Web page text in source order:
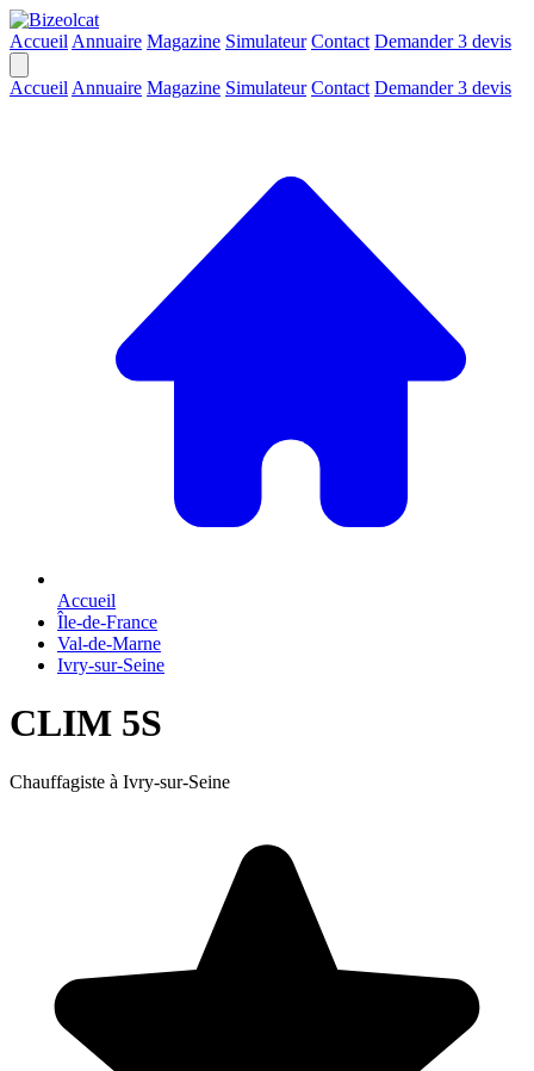
Accueil Annuaire Magazine Simulateur Contact Demander 3 devis
Accueil Annuaire Magazine Simulateur Contact Demander 3 devis
Accueil
Île-de-France
Val-de-Marne
Ivry-sur-Seine
CLIM 5S
Chauffagiste à Ivry-sur-Seine